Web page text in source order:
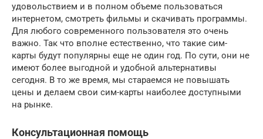
удовольствием и в полном объеме пользоваться
интернетом, смотреть фильмы и скачивать программы.
Для любого современного пользователя это очень
важно. Так что вполне естественно, что такие сим-
карты будут популярны еще не один год. По сути, они не
имеют более выгодной и удобной альтернативы
сегодня. В то же время, мы стараемся не повышать
цены и делаем свои сим-карты наиболее доступными
на рынке.
Консультационная помощь